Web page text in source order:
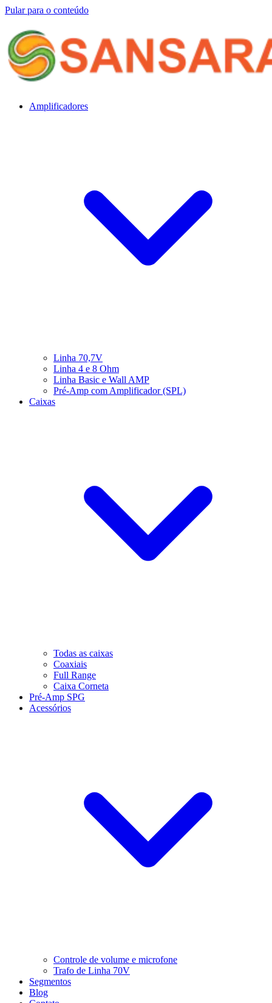
Pular para o conteúdo
Amplificadores
Linha 70,7V
Linha 4 e 8 Ohm
Linha Basic e Wall AMP
Pré-Amp com Amplificador (SPL)
Caixas
Todas as caixas
Coaxiais
Full Range
Caixa Corneta
Pré-Amp SPG
Acessórios
Controle de volume e microfone
Trafo de Linha 70V
Segmentos
Blog